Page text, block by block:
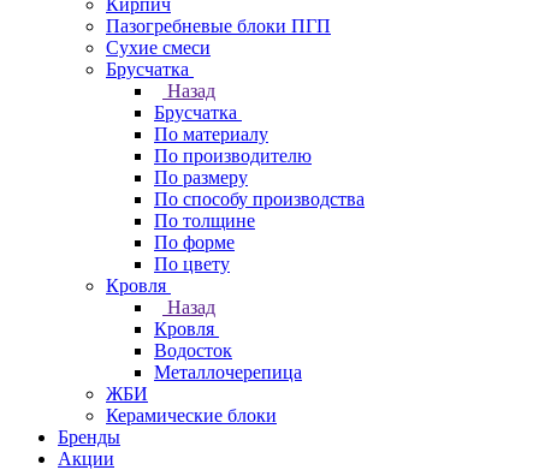
Кирпич
Пазогребневые блоки ПГП
Сухие смеси
Брусчатка
Назад
Брусчатка
По материалу
По производителю
По размеру
По способу производства
По толщине
По форме
По цвету
Кровля
Назад
Кровля
Водосток
Металлочерепица
ЖБИ
Керамические блоки
Бренды
Акции